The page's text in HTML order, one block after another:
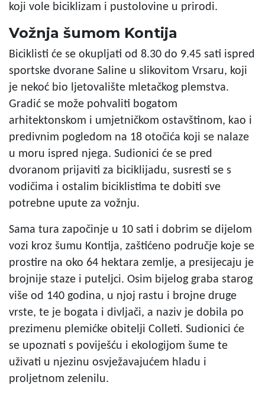
koji vole biciklizam i pustolovine u prirodi.
Vožnja šumom Kontija
Biciklisti će se okupljati od 8.30 do 9.45 sati ispred
sportske dvorane Saline u slikovitom Vrsaru, koji
je nekoć bio ljetovalište mletačkog plemstva.
Gradić se može pohvaliti bogatom
arhitektonskom i umjetničkom ostavštinom, kao i
predivnim pogledom na 18 otočića koji se nalaze
u moru ispred njega. Sudionici će se pred
dvoranom prijaviti za biciklijadu, susresti se s
vodičima i ostalim biciklistima te dobiti sve
potrebne upute za vožnju.
Sama tura započinje u 10 sati i dobrim se dijelom
vozi kroz šumu Kontija, zaštićeno područje koje se
prostire na oko 64 hektara zemlje, a presijecaju je
brojnije staze i puteljci. Osim bijelog graba starog
više od 140 godina, u njoj rastu i brojne druge
vrste, te je bogata i divljači, a naziv je dobila po
prezimenu plemićke obitelji Colleti. Sudionici će
se upoznati s poviješću i ekologijom šume te
uživati u njezinu osvježavajućem hladu i
proljetnom zelenilu.